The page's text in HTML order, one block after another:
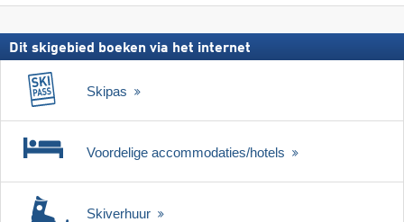
Dit skigebied boeken via het internet
Skipas
Voordelige accommodaties/hotels
Skiverhuur